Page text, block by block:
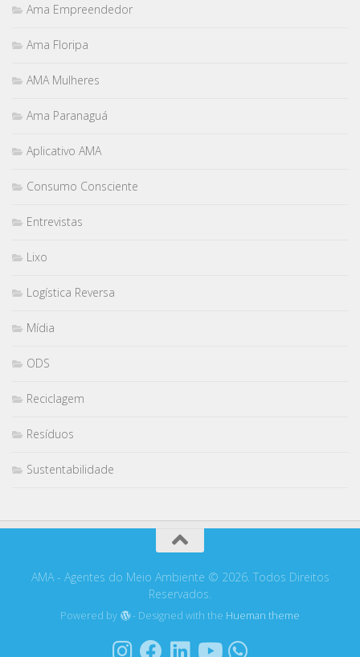
Ama Empreendedor
Ama Floripa
AMA Mulheres
Ama Paranaguá
Aplicativo AMA
Consumo Consciente
Entrevistas
Lixo
Logística Reversa
Mídia
ODS
Reciclagem
Resíduos
Sustentabilidade
AMA - Agentes do Meio Ambiente © 2026. Todos Direitos
Reservados.
Powered by - Designed with the Hueman theme